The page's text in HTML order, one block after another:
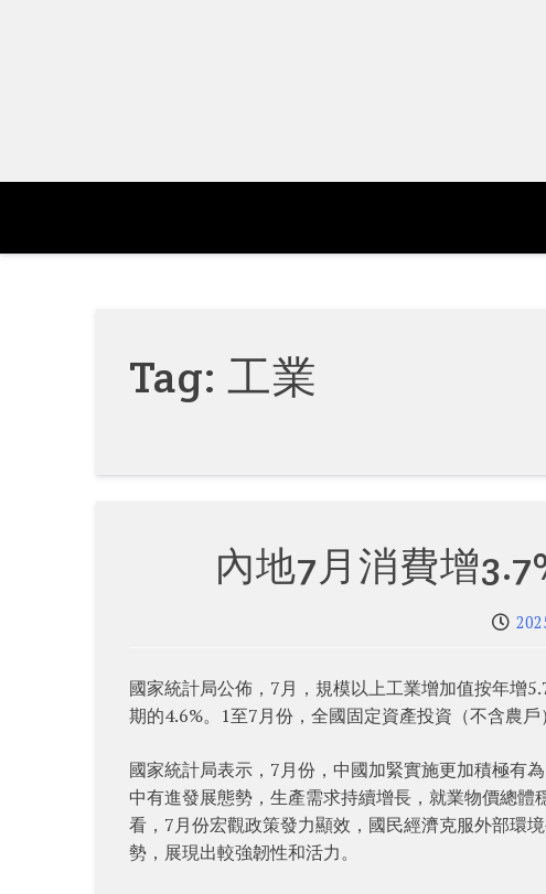
Tag: 工業
內地7月消費增
國家統計局公佈，7月，規模以上工業增加值按年增
期的4.6%。1至7月份，全國固定資產投資（不含農戶
國家統計局表示，7月份，中國加緊實施更加積極有
中有進發展態勢，生產需求持續增長，就業物價總
看，7月份宏觀政策發力顯效，國民經濟克服外部環
勢，展現出較強韌性和活力。